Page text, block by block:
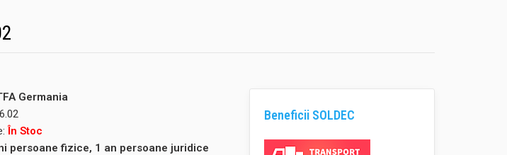
Germania
În Stoc
persoane fizice, 1 an persoane juridice
Beneficii SOLDEC